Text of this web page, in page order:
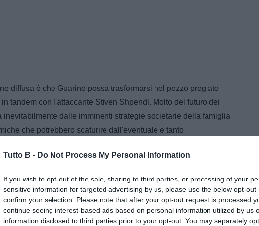
Tutto B - Do Not Process My Personal Information
If you wish to opt-out of the sale, sharing to third parties, or processing of your
sensitive information for targeted advertising by us, please use the below opt-out
confirm your selection. Please note that after your opt-out request is processed
continue seeing interest-based ads based on personal information utilized by us
information disclosed to third parties prior to your opt-out. You may separately
diffusa è che Guarino possa trasformarsi nel pezzo pregiato
tandem con l'attaccante Stiven Shpendi. Molto del futuro dei
dalle imminenti strategie societarie della famiglia
che potrebbero scaturire dall'eventuale e tanto
socio all'interno del pacchetto azionario.
empolese è che l'immissione di nuove liquidità fresche
almeno una parte dei suoi pezzi pregiati. Tuttavia, ad
sempre più orientato a svilupparsi lontano dallo stadio
che verrà. Un’eventualità che, qualora dovesse tramutarsi in
rappresenterebbe l’ennesima e lampante conferma della